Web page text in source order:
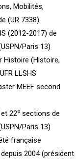
Mobilités,
(UR 7338)
(2012-2017) de
Paris 13)
Histoire (Histoire,
LLSHS
MEEF second
et 22e sections de
Paris 13)
française
depuis 2004 (président